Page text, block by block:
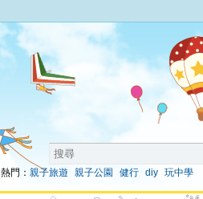
熱門： 親子旅遊 親子公園 健行 diy 玩中學